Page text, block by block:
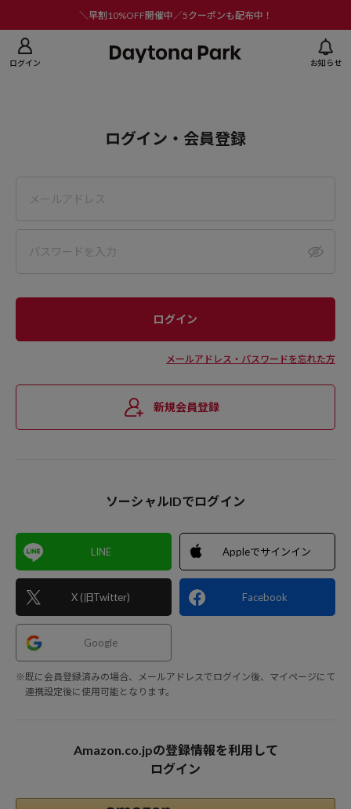
＼早割10%OFF開催中／5クーポンも配布中！
ログイン お知らせ
ログイン・会員登録
メールアドレス・パスワードを忘れた方
新規会員登録
ソーシャルIDでログイン
LINE
X (旧Twitter)
Appleでサインイン
Facebook
Google
※既に会員登録済みの場合、メールアドレスでログイン後、マイページにて
連携設定後に使用可能となります。
Amazon.co.jpの登録情報を利用して
ログイン